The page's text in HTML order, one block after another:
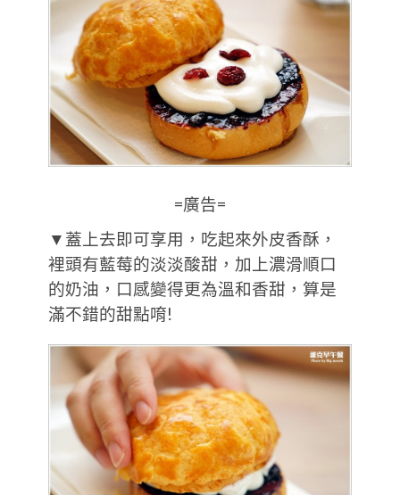
=廣告=
▼蓋上去即可享用，吃起來外皮香酥，
裡頭有藍莓的淡淡酸甜，加上濃滑順口
的奶油，口感變得更為溫和香甜，算是
滿不錯的甜點唷!